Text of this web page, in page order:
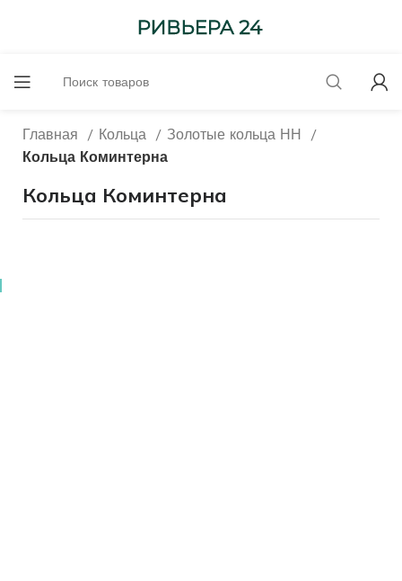
Главная Кольца
Золотые кольца НН
Кольца Коминтерна
Кольца Коминтерна